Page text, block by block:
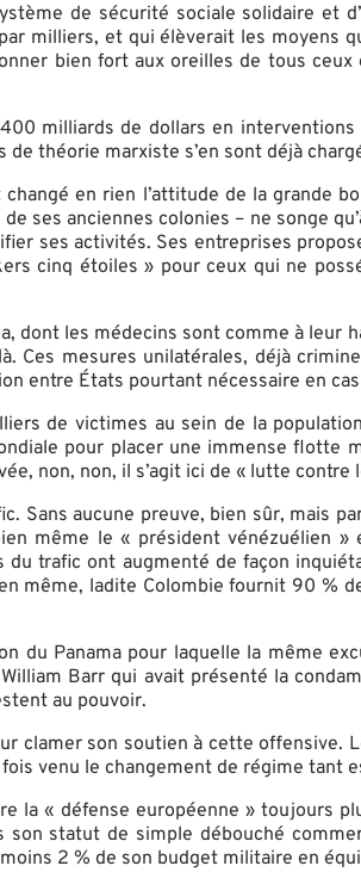
de sécurité sociale solidaire et
milliers, et qui élèverait les moyens
bien fort aux oreilles de tous
milliards de dollars en
théorie marxiste s’en sont déjà
en rien l’attitude de la grande
ses anciennes colonies – ne songe
ses activités. Ses entreprises
cinq étoiles » pour ceux qui ne
les médecins sont comme à leur
Ces mesures unilatérales, déjà
entre États pourtant nécessaire en
de victimes au sein de la
pour placer une immense flotte
non, non, il s’agit ici de « lutte
aucune preuve, bien sûr, mais
même le « président vénézuélien
trafic ont augmenté de façon
même, ladite Colombie fournit 90 %
du Panama pour laquelle la même
Barr qui avait présenté la
au pouvoir.
clamer son soutien à cette offensive.
venu le changement de régime tant
la « défense européenne » toujours
statut de simple débouché
2 % de son budget militaire en